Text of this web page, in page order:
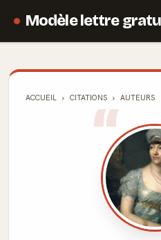
Modèle lettre
ACCUEIL CITATIONS AUTEURS